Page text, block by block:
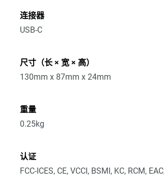
连接器
USB-C
尺寸（长 × 宽 × 高）
130mm x 87mm x 24mm
重量
0.25kg
认证
FCC-ICES, CE, VCCI, BSMI, KC, RCM,